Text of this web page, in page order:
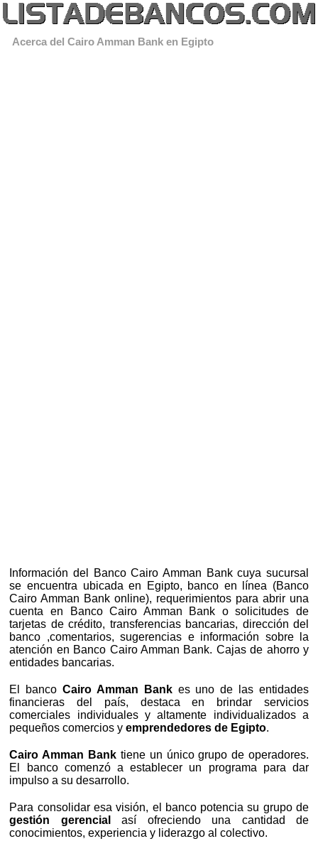
Acerca del Cairo Amman Bank en Egipto
Información del Banco Cairo Amman Bank cuya sucursal
se encuentra ubicada en Egipto, banco en línea (Banco
Cairo Amman Bank online), requerimientos para abrir una
cuenta en Banco Cairo Amman Bank o solicitudes de
tarjetas de crédito, transferencias bancarias, dirección del
banco ,comentarios, sugerencias e información sobre la
atención en Banco Cairo Amman Bank. Cajas de ahorro y
entidades bancarias.
El bancoCairo Amman Bankes uno de las entidades
financieras del país, destaca en brindar servicios
comerciales individuales y altamente individualizados a
pequeños comercios yemprendedores de Egipto.
Cairo Amman Bank tiene un único grupo de operadores.
El banco comenzó a establecer un programa para dar
impulso a su desarrollo.
Para consolidar esa visión, el banco potencia su grupo de
gestión gerencial
así ofreciendo una cantidad de
conocimientos, experiencia y liderazgo al colectivo.